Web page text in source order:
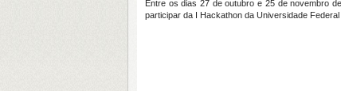
Entre os dias27 de outubro e 25 de novembro
participar da I Hackathon da Universidade